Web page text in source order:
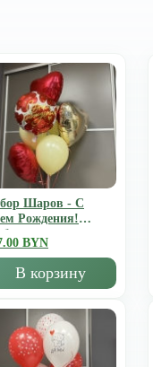
Шаров - С
Рождения!
BYN
В корзину